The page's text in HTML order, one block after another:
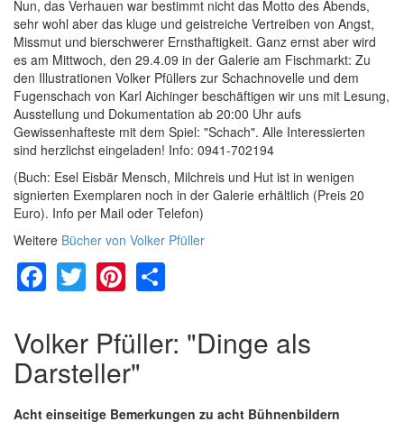
Nun, das Verhauen war bestimmt nicht das Motto des Abends,
sehr wohl aber das kluge und geistreiche Vertreiben von Angst,
Missmut und bierschwerer Ernsthaftigkeit. Ganz ernst aber wird
es am Mittwoch, den 29.4.09 in der Galerie am Fischmarkt: Zu
den Illustrationen Volker Pfüllers zur Schachnovelle und dem
Fugenschach von Karl Aichinger beschäftigen wir uns mit Lesung,
Ausstellung und Dokumentation ab 20:00 Uhr aufs
Gewissenhafteste mit dem Spiel: "Schach". Alle Interessierten
sind herzlichst eingeladen! Info: 0941-702194
(Buch: Esel Eisbär Mensch, Milchreis und Hut ist in wenigen
signierten Exemplaren noch in der Galerie erhältlich (Preis 20
Euro). Info per Mail oder Telefon)
Weitere Bücher von Volker Pfüller
Facebook
TwitterPinterest
Volker Pfüller: "Dinge als
Darsteller"
Acht einseitige Bemerkungen zu acht Bühnenbildern